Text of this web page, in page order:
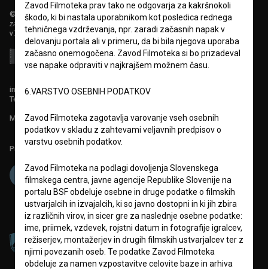
© 2018-2026, Filmoteka,
zavod za širjenje filmske kulture
v7.151.0
info@filmoteka.si
Tehnična pomoč: podpora@bsf.si
Mednarodna številka ISSN 2670-787X
Projekt sofinancira:
Zavod Filmoteka prav tako ne odgovarja za kakršnokoli
škodo, ki bi nastala uporabnikom kot posledica rednega
tehničnega vzdrževanja, npr. zaradi začasnih napak v
delovanju portala ali v primeru, da bi bila njegova uporaba
začasno onemogočena. Zavod Filmoteka si bo prizadeval
vse napake odpraviti v najkrajšem možnem času.
6.VARSTVO OSEBNIH PODATKOV
Zavod Filmoteka zagotavlja varovanje vseh osebnih
podatkov v skladu z zahtevami veljavnih predpisov o
varstvu osebnih podatkov.
Zavod Filmoteka na podlagi dovoljenja Slovenskega
filmskega centra, javne agencije Republike Slovenije na
portalu BSF obdeluje osebne in druge podatke o filmskih
ustvarjalcih in izvajalcih, ki so javno dostopni in ki jih zbira
iz različnih virov, in sicer gre za naslednje osebne podatke:
ime, priimek, vzdevek, rojstni datum in fotografije igralcev,
režiserjev, montažerjev in drugih filmskih ustvarjalcev ter z
njimi povezanih oseb. Te podatke Zavod Filmoteka
obdeluje za namen vzpostavitve celovite baze in arhiva